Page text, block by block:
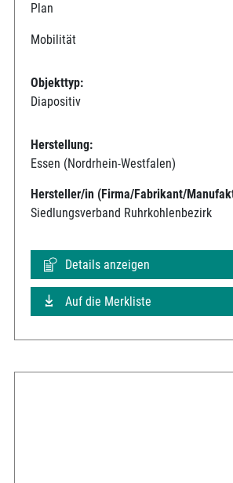
Plan
Mobilität
Objekttyp:
Diapositiv
Herstellung:
Essen (Nordrhein-Westfalen)
Hersteller/in (Firma/Fabrikant/
Siedlungsverband Ruhrkohlenbezirk
Details anzeigen
Auf die Merkliste